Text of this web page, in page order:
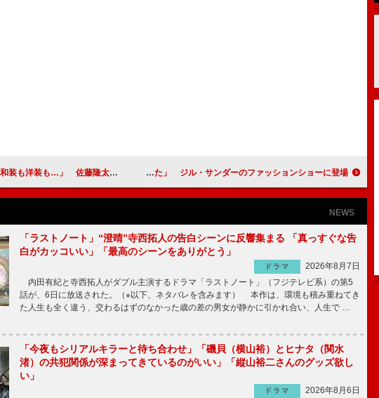
…」 佐藤隆太とベストフォーマリスト受賞 土屋アンナ「ヘアは個性的に盛ってみました」 ジル・サンダーのファッションショーに登場！
NEWS
「ラストノート」“澄晴”寺西拓人の告白シーンに反響集まる 「真っすぐな告
白がカッコいい」「最高のシーンをありがとう」
ドラマ
2026年8月7日
内田有紀と寺西拓人がダブル主演するドラマ「ラストノート」（フジテレビ系）の第5
話が、6日に放送された。（※以下、ネタバレを含みます） 本作は、環境も積み重ねてき
た人生も全く違う、交わるはずのなかった歳の差の男女が静かに引かれ合い、人生で …
「今夜もシリアルキラーと待ち合わせ」「磯貝（横山裕）とヒナタ（関水
渚）の共犯関係が深まってきているのがいい」「縦山裕二さんのグッズ欲し
い」
ドラマ
2026年8月6日